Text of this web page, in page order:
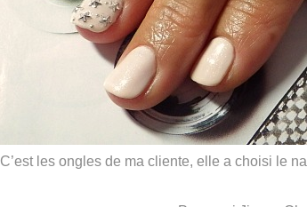
C’est les ongles de ma cliente, elle a choisi le